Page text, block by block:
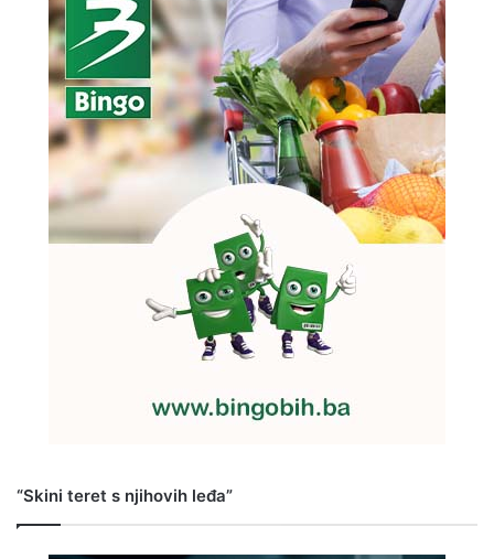
“Skini teret s njihovih leđa”